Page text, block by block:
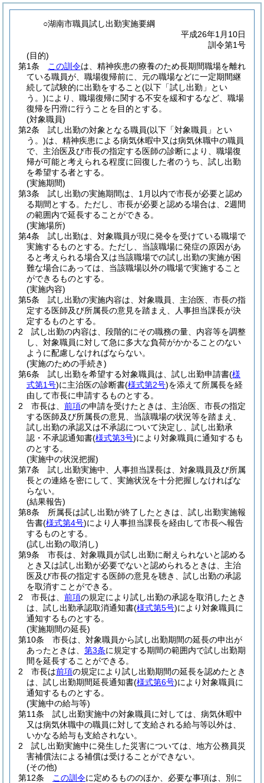
○湖南市職員試し出勤実施要綱
平成26年1月10日
訓令第1号
(目的)
第1条
この訓令は、精神疾患の療養のため長期間職場を離れ
ている職員が、職場復帰前に、元の職場などに一定期間継
続して試験的に出勤をすること(以下「試し出勤」とい
う。)により、職場復帰に関する不安を緩和するなど、職場
復帰を円滑に行うことを目的とする。
(対象職員)
第2条
試し出勤の対象となる職員(以下「対象職員」とい
う。)は、精神疾患による病気休暇中又は病気休職中の職員
で、主治医及び市長の指定する医師の診断により、職場復
帰が可能と考えられる程度に回復した者のうち、試し出勤
を希望する者とする。
(実施期間)
第3条
試し出勤の実施期間は、1月以内で市長が必要と認め
る期間とする。 ただし、市長が必要と認める場合は、2週間
の範囲内で延長することができる。
(実施場所)
第4条
試し出勤は、対象職員が現に発令を受けている職場で
実施するものとする。 ただし、当該職場に発症の原因があ
ると考えられる場合又は当該職場での試し出勤の実施が困
難な場合にあっては、当該職場以外の職場で実施すること
ができるものとする。
(実施内容)
第5条
試し出勤の実施内容は、対象職員、主治医、市長の指
定する医師及び所属長の意見を踏まえ、人事担当課長が決
定するものとする。
2
試し出勤の内容は、段階的にその職務の量、内容等を調整
し、対象職員に対して急に多大な負荷がかかることのない
ように配慮しなければならない。
(実施のための手続き)
第6条
試し出勤を希望する対象職員は、試し出勤申請書(様
式第1号)に主治医の診断書(様式第2号)を添えて所属長を経
由して市長に申請するものとする。
2
市長は、 前項の申請を受けたときは、主治医、市長の指定
する医師及び所属長の意見、当該職場の状況等を踏まえ、
試し出勤の承認又は不承認について決定し、試し出勤承
認・不承認通知書(様式第3号)により対象職員に通知するも
のとする。
(実施中の状況把握)
第7条
試し出勤実施中、人事担当課長は、対象職員及び所属
長との連絡を密にして、実施状況を十分把握しなければな
らない。
(結果報告)
第8条
所属長は試し出勤が終了したときは、試し出勤実施報
告書(様式第4号)により人事担当課長を経由して市長へ報告
するものとする。
(試し出勤の取消し)
第9条
市長は、対象職員が試し出勤に耐えられないと認める
とき又は試し出勤が必要でないと認められるときは、主治
医及び市長の指定する医師の意見を聴き、試し出勤の承認
を取消すことができる。
2
市長は、 前項の規定により試し出勤の承認を取消したとき
は、試し出勤承認取消通知書(様式第5号)により対象職員に
通知するものとする。
(実施期間の延長)
第10条
市長は、対象職員から試し出勤期間の延長の申出が
あったときは、 第3条に規定する期間の範囲内で試し出勤期
間を延長することができる。
2
市長は前項の規定により試し出勤期間の延長を認めたとき
は、試し出勤期間延長通知書(様式第6号)により対象職員に
通知するものとする。
(実施中の給与等)
第11条
試し出勤実施中の対象職員に対しては、病気休暇中
又は病気休職中の職員に対して支給される給与等以外は、
いかなる給与も支給されない。
2
試し出勤実施中に発生した災害については、地方公務員災
害補償法による補償は受けることができない。
(その他)
第12条
この訓令に定めるもののほか、必要な事項は、別に